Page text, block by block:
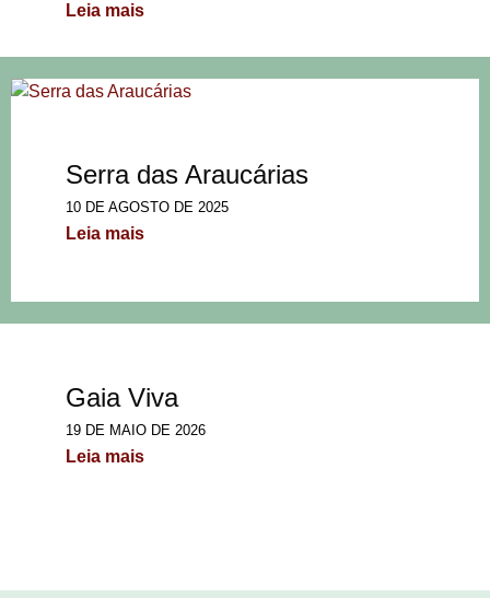
Leia mais
Serra das Araucárias
10 DE AGOSTO DE 2025
Leia mais
Gaia Viva
19 DE MAIO DE 2026
Leia mais